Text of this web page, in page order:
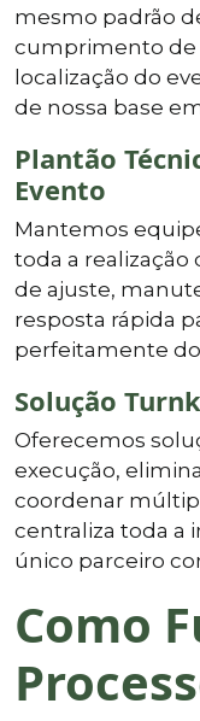
mesmo padrão
cumprimento de
localização do
de nossa base
Plantão
Evento
Mantemos
toda a realização
de ajuste,
resposta rápida
perfeitamente
Solução
Oferecemos
execução,
coordenar
centraliza toda a
único parceiro
Como